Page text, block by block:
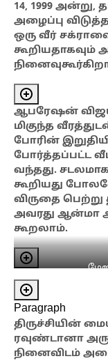
14, 1999
அழைப்பு
ஒரு வீர்
கூறியதாகவும்
ஆபரேஷன்
மிகுந்த
போரின்
போர்த்தப்பட்ட
வந்தது.
கூறியது
விருதை பெற்று
அவரது ஆன்மா
கூறலாம்.
Paragraph
திருச்சியின்
ரவுண்டானா
நினைவிடம்